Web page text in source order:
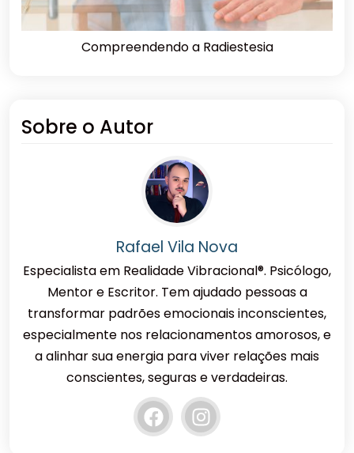
Compreendendo a Radiestesia
Sobre o Autor
Rafael Vila Nova
Especialista em Realidade Vibracional®. Psicólogo,
Mentor e Escritor. Tem ajudado pessoas a
transformar padrões emocionais inconscientes,
especialmente nos relacionamentos amorosos, e
a alinhar sua energia para viver relações mais
conscientes, seguras e verdadeiras.